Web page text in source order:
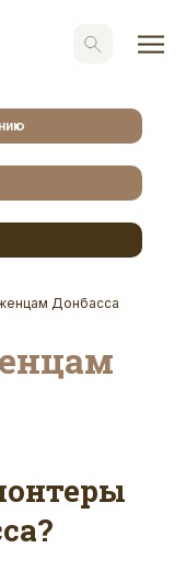
Донбасса